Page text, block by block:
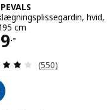
Anmeldelser i alt:
hvid,
cm
.-
379.-
Anmeld: 3.9 ud
(550)